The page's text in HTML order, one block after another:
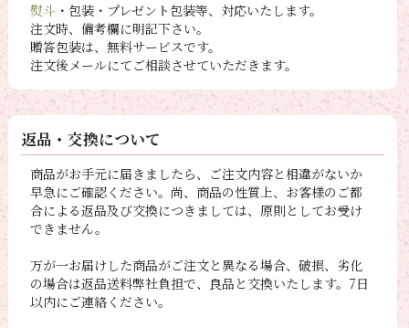
熨斗 ・包装・プレゼント包装等、対応いたします。
注文時、備考欄に明記下さい。
贈答包装は、無料サービスです。
注文後メールにてご相談させていただきます。
返品・交換について
商品がお手元に届きましたら、ご注文内容と相違がないか
早急にご確認ください。尚、商品の性質上、お客様のご都
合による返品及び交換につきましては、原則としてお受け
できません。
万が一お届けした商品がご注文と異なる場合、破損、劣化
の場合は返品送料弊社負担で、良品と交換いたします。7日
以内にご連絡ください。